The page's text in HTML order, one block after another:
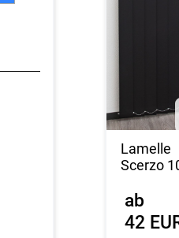
Lamelle
Scerzo
ab
42